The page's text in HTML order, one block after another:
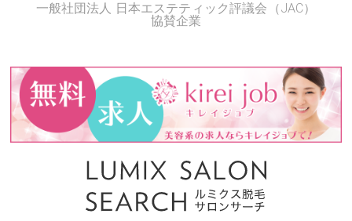
一般社団法人 日本エステティック評議会（JAC）
協賛企業